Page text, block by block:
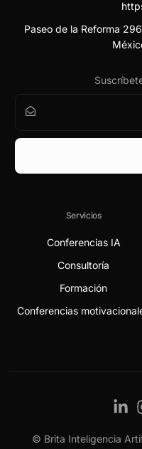
Paseo de la Reforma
Servicios
Conferencias IA
Consultoría
Formación
Conferencias
© Brita Inteligencia